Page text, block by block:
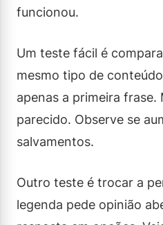
funcionou.
Um teste fácil é
mesmo tipo de
apenas a primeira
parecido. Observe se
salvamentos.
Outro teste é trocar a
legenda pede opinião